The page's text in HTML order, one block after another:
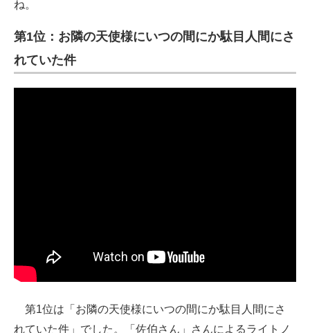
ね。
第1位：お隣の天使様にいつの間にか駄目人間にさ
れていた件
第1位は「お隣の天使様にいつの間にか駄目人間にさ
れていた件」でした。「佐伯さん」さんによるライトノ